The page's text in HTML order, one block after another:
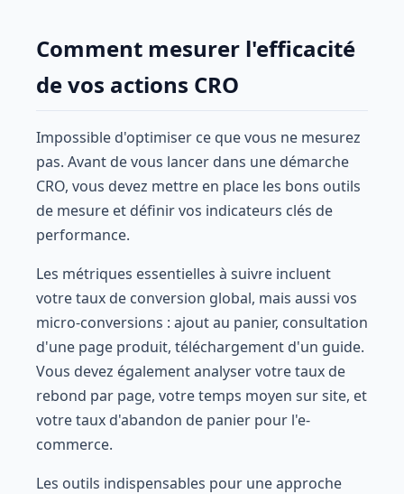
Comment mesurer l'efficacité
de vos actions CRO
Impossible d'optimiser ce que vous ne mesurez
pas. Avant de vous lancer dans une démarche
CRO, vous devez mettre en place les bons outils
de mesure et définir vos indicateurs clés de
performance.
Les métriques essentielles à suivre incluent
votre taux de conversion global, mais aussi vos
micro-conversions : ajout au panier, consultation
d'une page produit, téléchargement d'un guide.
Vous devez également analyser votre taux de
rebond par page, votre temps moyen sur site, et
votre taux d'abandon de panier pour l'e-
commerce.
Les outils indispensables pour une approche